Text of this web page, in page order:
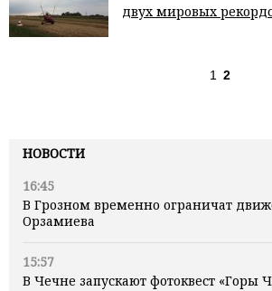
НОВОСТИ
16:45
В Грозном временно ограничат
Орзамиева
15:57
В Чечне запускают фотоквест «Горы
двух мировых
1 2